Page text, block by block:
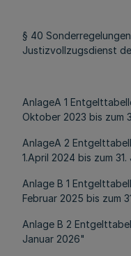
§ 40
Justizvollzugsdienst
AnlageA 1
Oktober 2023 bis zum
AnlageA 2
1.April 2024 bis zum
Anlage B 1
Februar 2025 bis zum
Anlage B 2
Januar 2026"